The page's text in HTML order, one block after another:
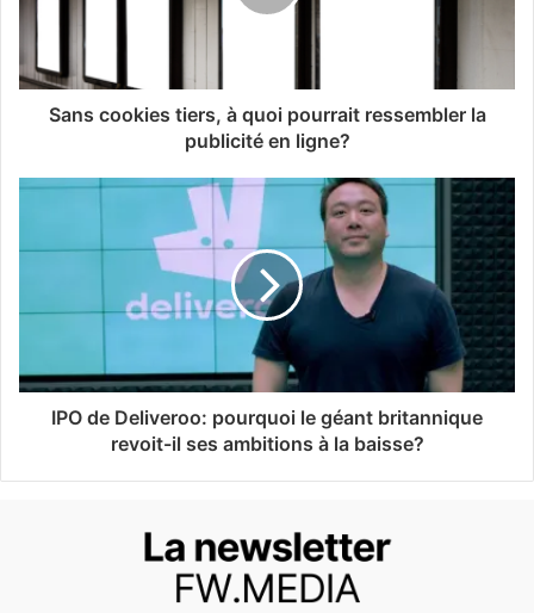
Sans cookies tiers, à quoi pourrait ressembler la
publicité en ligne?
IPO de Deliveroo: pourquoi le géant britannique
revoit-il ses ambitions à la baisse?